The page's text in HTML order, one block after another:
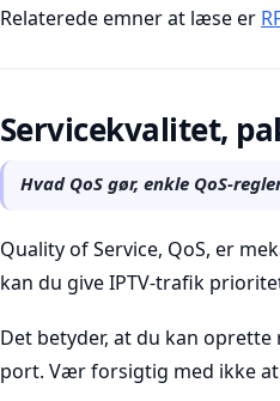
Relaterede emner at læse er
Servicekvalitet,
Hvad QoS gør, enkle QoS-
Quality of Service, QoS, er
kan du give IPTV-trafik
Det betyder, at du kan
port. Vær forsigtig med ikke